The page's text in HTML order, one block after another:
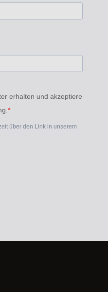
erhalten und akzeptiere
über den Link in unserem